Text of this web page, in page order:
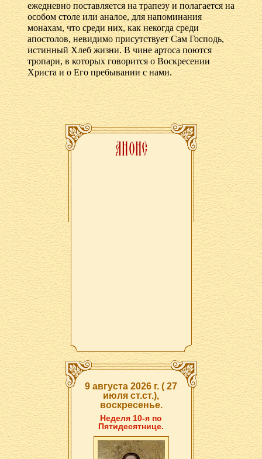
ежедневно поставляется на трапезу и полагается на
особом столе или аналое, для напоминания
монахам, что среди них, как некогда среди
апостолов, невидимо присутствует Сам Господь,
истинный Хлеб жизни. В чине артоса поются
тропари, в которых говорится о Воскресении
Христа и о Его пребывании с нами.
9 августа 2026 г. ( 27
июля ст.ст.),
воскресенье.
Неделя 10-я по
Пятидесятнице.